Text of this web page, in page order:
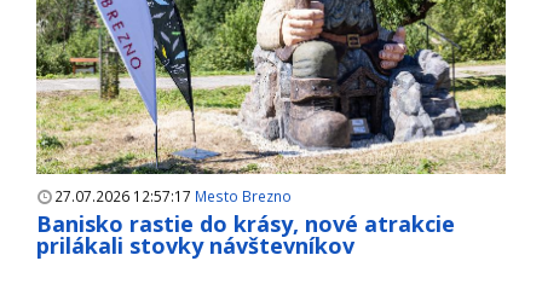
27.07.2026 12:57:17 Mesto Brezno
Banisko rastie do krásy, nové atrakcie
prilákali stovky návštevníkov